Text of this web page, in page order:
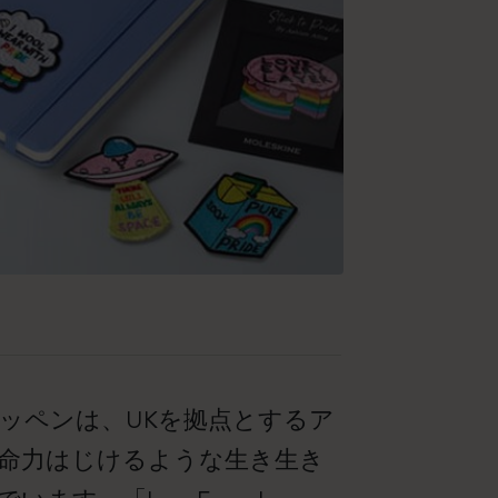
ペンは、UKを拠点とするア
力はじけるような生き生き